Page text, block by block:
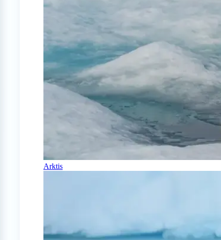
Arktis